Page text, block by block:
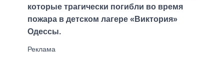
которые трагически погибли во время
пожара в детском лагере «Виктория»
Одессы.